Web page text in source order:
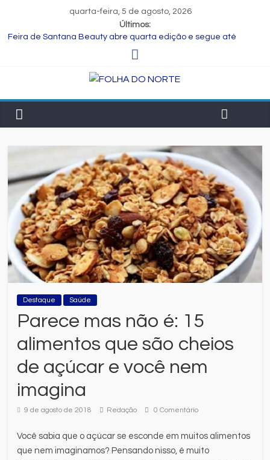
quarta-feira, 5 de agosto, 2026
Últimos:
Feira de Santana Beauty abre quarta edição e segue até
terça-feira com oportunidades de negócios e capacitação.
estacionamento rotativo de Feira de Santana
SKY retoma voo direto entre Salvador e Santiago do Chile a
CUCA e FLIFS Itinerante promovem Mostra Olney São Paulo – 90
Destaque Saúde
Parece mas não é: 15
alimentos que são cheios
de açúcar e você nem
imagina
9 de agosto de 2018 Redação 0 Comentário
Você sabia que o açúcar se esconde em muitos alimentos
que nem imaginamos? Pensando nisso, é muito